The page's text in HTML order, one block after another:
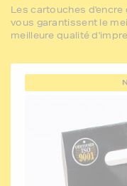
Les cartouches
vous garantissent le
meilleure qualité